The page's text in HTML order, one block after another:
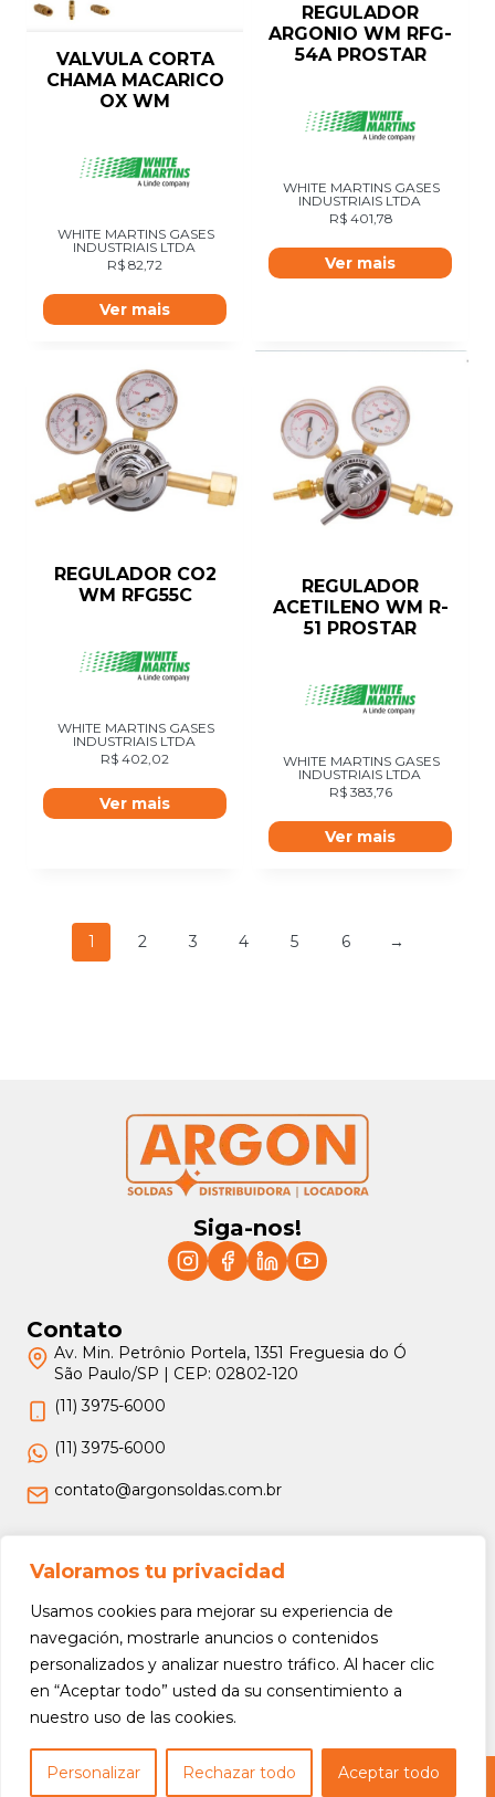
Valoramos tu privacidad
Usamos cookies para mejorar su experiencia de
navegación, mostrarle anuncios o contenidos
personalizados y analizar nuestro tráfico. Al hacer clic
en “Aceptar todo” usted da su consentimiento a
nuestro uso de las cookies.
Personalizar Rechazar todo Aceptar todo
VALVULA CORTA
CHAMA MACARICO
OX WM
WHITE MARTINS GASES
INDUSTRIAIS LTDA
R$ 82,72
Ver mais
REGULADOR
ARGONIO WM RFG-
54A PROSTAR
WHITE MARTINS GASES
INDUSTRIAIS LTDA
R$401,78
Ver mais
REGULADOR CO2
WM RFG55C
WHITE MARTINS GASES
INDUSTRIAIS LTDA
R$ 402,02
Ver mais
REGULADOR
ACETILENO WM R-
51 PROSTAR
WHITE MARTINS GASES
INDUSTRIAIS LTDA
R$383,76
Ver mais
1 2 3 4 5 6 →
Siga-nos!
Contato
Av. Min. Petrônio Portela, 1351 Freguesia do Ó
São Paulo/SP | CEP: 02802-120
(11) 3975-6000
(11) 3975-6000
contato@argonsoldas.com.br
Jurídico
Termos e Condições
Política de Privacidade
Política de Devolução e Reembolso
Copyright © 2026 Argon Soldas (Lei 9610 de 19/02/1998) - Todos os direitos